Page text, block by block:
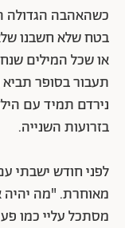
כשהאהבה הגדולה
בטח שלא חשבנו
או שכל המילים
תעבור בסופר
נירדם תמיד עם
בזרועות השנייה.
לפני חודש ישבתי
מאוחרת. "מה יהיה
מסתכל עליי כמו